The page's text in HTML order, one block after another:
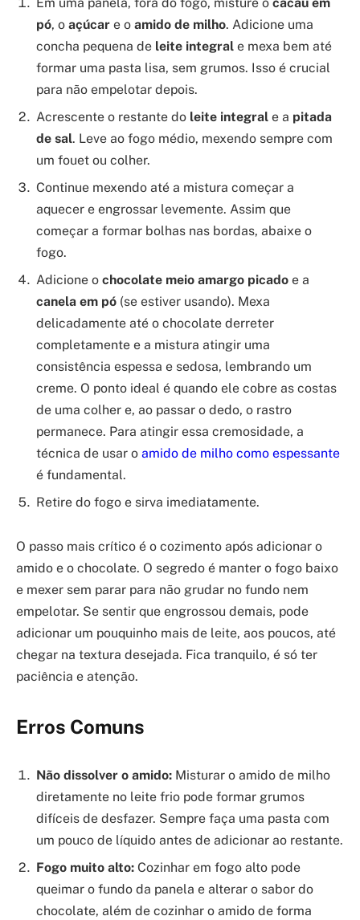
pó, o açúcar e o amido de milho. Adicione uma
concha pequena de leite integral e mexa bem até
formar uma pasta lisa, sem grumos. Isso é crucial
para não empelotar depois.
Acrescente o restante do leite integral e a pitada
de sal. Leve ao fogo médio, mexendo sempre com
um fouet ou colher.
Continue mexendo até a mistura começar a
aquecer e engrossar levemente. Assim que
começar a formar bolhas nas bordas, abaixe o
fogo.
Adicione o chocolate meio amargo picado e a
canela em pó (se estiver usando). Mexa
delicadamente até o chocolate derreter
completamente e a mistura atingir uma
consistência espessa e sedosa, lembrando um
creme. O ponto ideal é quando ele cobre as costas
de uma colher e, ao passar o dedo, o rastro
permanece. Para atingir essa cremosidade, a
técnica de usar o amido de milho como espessante
é fundamental.
Retire do fogo e sirva imediatamente.
O passo mais crítico é o cozimento após adicionar o
amido e o chocolate. O segredo é manter o fogo baixo
e mexer sem parar para não grudar no fundo nem
empelotar. Se sentir que engrossou demais, pode
adicionar um pouquinho mais de leite, aos poucos, até
chegar na textura desejada. Fica tranquilo, é só ter
paciência e atenção.
Erros Comuns
Não dissolver o amido: Misturar o amido de milho
diretamente no leite frio pode formar grumos
difíceis de desfazer. Sempre faça uma pasta com
um pouco de líquido antes de adicionar ao restante.
Fogo muito alto: Cozinhar em fogo alto pode
queimar o fundo da panela e alterar o sabor do
chocolate, além de cozinhar o amido de forma